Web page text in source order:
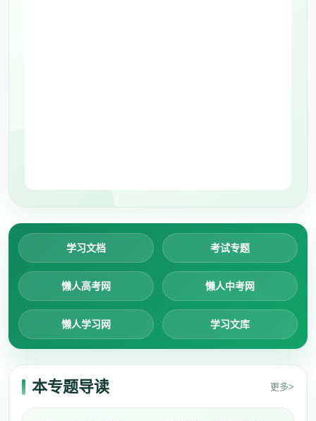
学习文档 考试专题
懒人高考网 懒人中考网
懒人学习网 学习文库
本专题导读 更多>